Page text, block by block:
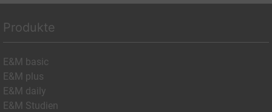
Produkte
E&M basic
E&M plus
E&M daily
E&M Studien